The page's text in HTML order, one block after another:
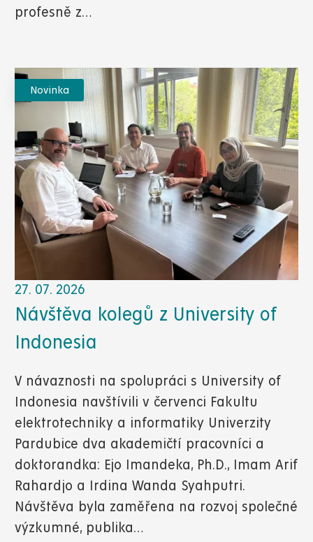
profesně z…
Novinka
27. 07. 2026
Návštěva kolegů z University of
Indonesia
V návaznosti na spolupráci s University of
Indonesia navštívili v červenci Fakultu
elektrotechniky a informatiky Univerzity
Pardubice dva akademičtí pracovníci a
doktorandka: Ejo Imandeka, Ph.D., Imam Arif
Rahardjo a Irdina Wanda Syahputri.
Návštěva byla zaměřena na rozvoj společné
výzkumné, publika…